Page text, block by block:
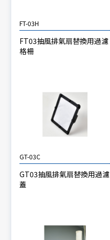
FT-03H
FT03抽風排氣扇替換用過濾
格柵
GT-03C
GT03抽風排氣扇替換用過濾
蓋